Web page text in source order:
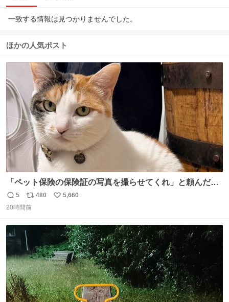
一致する情報は見つかりませんでした。
ほかの人気ポスト
「ペット保険の保険証の写真を撮らせてくれ」と頼んだら
ちゃんと座ってポーズを取ってくれた人
返
信
5
リ
ポ
ト
数
480
い
5,660
20時間前